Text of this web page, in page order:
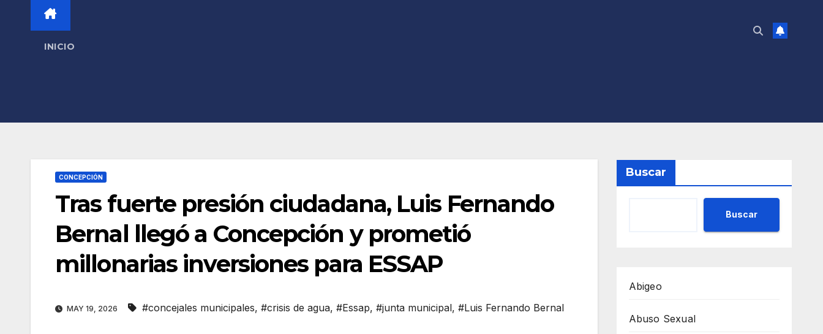
INICIO
CONCEPCIÓN
Tras fuerte presión ciudadana, Luis Fernando
Bernal llegó a Concepción y prometió
millonarias inversiones para ESSAP
MAY 19, 2026 #concejales municipales, #crisis de agua, #Essap, #junta municipal, #Luis Fernando Bernal
Buscar
Buscar
Abigeo
Abuso Sexual